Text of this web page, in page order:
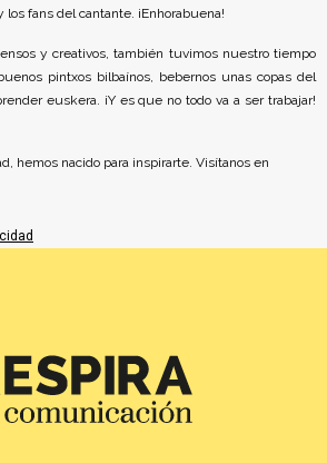
fans del cantante. ¡Enhorabuena!
y creativos, también tuvimos nuestro tiempo
pintxos bilbaínos, bebernos unas copas del
euskera. ¡Y es que no todo va a ser trabajar!
hemos nacido para inspirarte. Visítanos en